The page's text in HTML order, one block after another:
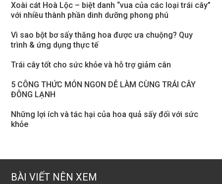
Xoài cát Hoà Lộc – biệt danh “vua của các loại trái cây”
với nhiều thành phần dinh dưỡng phong phú
Vì sao bột bơ sấy thăng hoa được ưa chuộng? Quy
trình & ứng dụng thực tế
Trái cây tốt cho sức khỏe và hỗ trợ giảm cân
5 CÔNG THỨC MÓN NGON DỄ LÀM CÙNG TRÁI CÂY
ĐÔNG LẠNH
Những lợi ích và tác hại của hoa quả sấy đối với sức
khỏe
BÀI VIẾT NÊN XEM